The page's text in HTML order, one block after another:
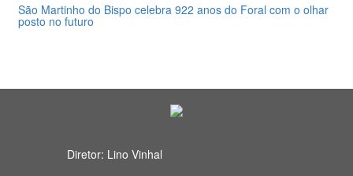
São Martinho do Bispo celebra 922 anos do Foral com o olhar
posto no futuro
Diretor: Lino Vinhal